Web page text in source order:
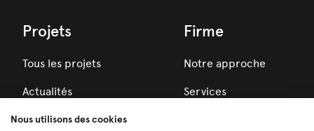
Projets
Tous les projets
Actualités
Firme
Notre approche
Services
Nous utilisons des cookies